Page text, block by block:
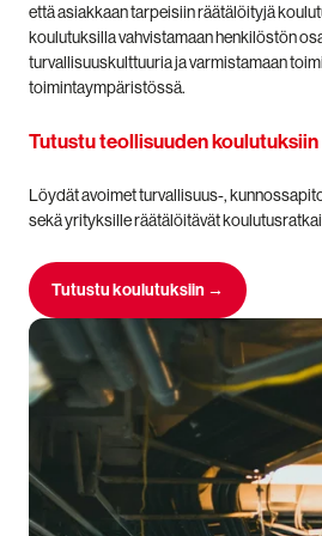
että asiakkaan tarpeisiin räätälöityjä
koulutuksilla vahvistamaan henkilöstön
turvallisuuskulttuuria ja varmistamaan
toimintaympäristössä.
Tutustu teollisuuden koulutuksiin
Löydät avoimet turvallisuus-,
sekä yrityksille räätälöitävät
Tutustu koulutuksiin →